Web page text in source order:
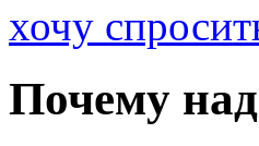
хочу
Почему